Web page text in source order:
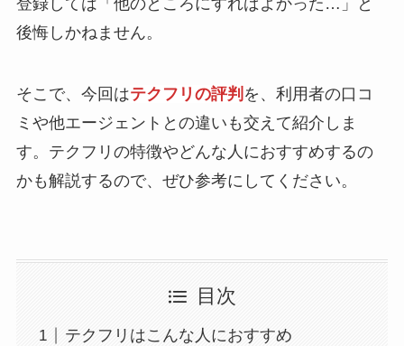
後悔しかねません。
そこで、今回はテクフリの評判 を、利用者の口コ
ミや他エージェントとの違いも交えて紹介しま
す。テクフリの特徴やどんな人におすすめするの
かも解説するので、ぜひ参考にしてください。
目次
テクフリはこんな人におすすめ